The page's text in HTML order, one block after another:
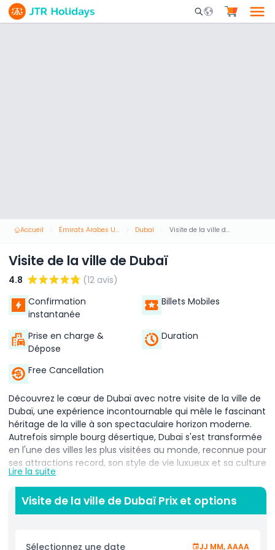
Mobile Search
Accueil Émirats Arabes Unis Dubaï Visite de la ville de Dubaï
Visite de la ville de Dubaï
4.8
(12 avis)
Confirmation
instantanée
Billets Mobiles
Prise en charge &
Dépose
Duration
Free Cancellation
Découvrez le cœur de Dubaï avec notre visite de la ville de
Dubaï, une expérience incontournable qui mêle le fascinant
héritage de la ville à son spectaculaire horizon moderne.
Autrefois simple bourg désertique, Dubaï s'est transformée
en l'une des villes les plus visitées au monde, reconnue pour
ses attractions record, son style de vie luxueux et sa culture
dynamique.
Cette visite guidée vous emmène à travers les
monuments et attractions les plus célèbres de Dubaï,
Lire la suite
Visite de la ville de Dubaï Prix et options
Sélectionnez une date JJ MM, AAAA